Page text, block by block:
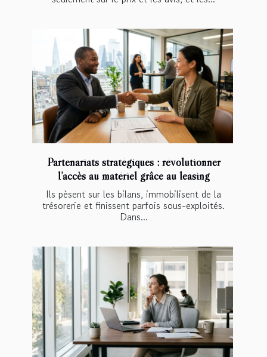
Partenariats stratégiques : révolutionner
l’accès au matériel grâce au leasing
Ils pèsent sur les bilans, immobilisent de la
trésorerie et finissent parfois sous-exploités.
Dans...